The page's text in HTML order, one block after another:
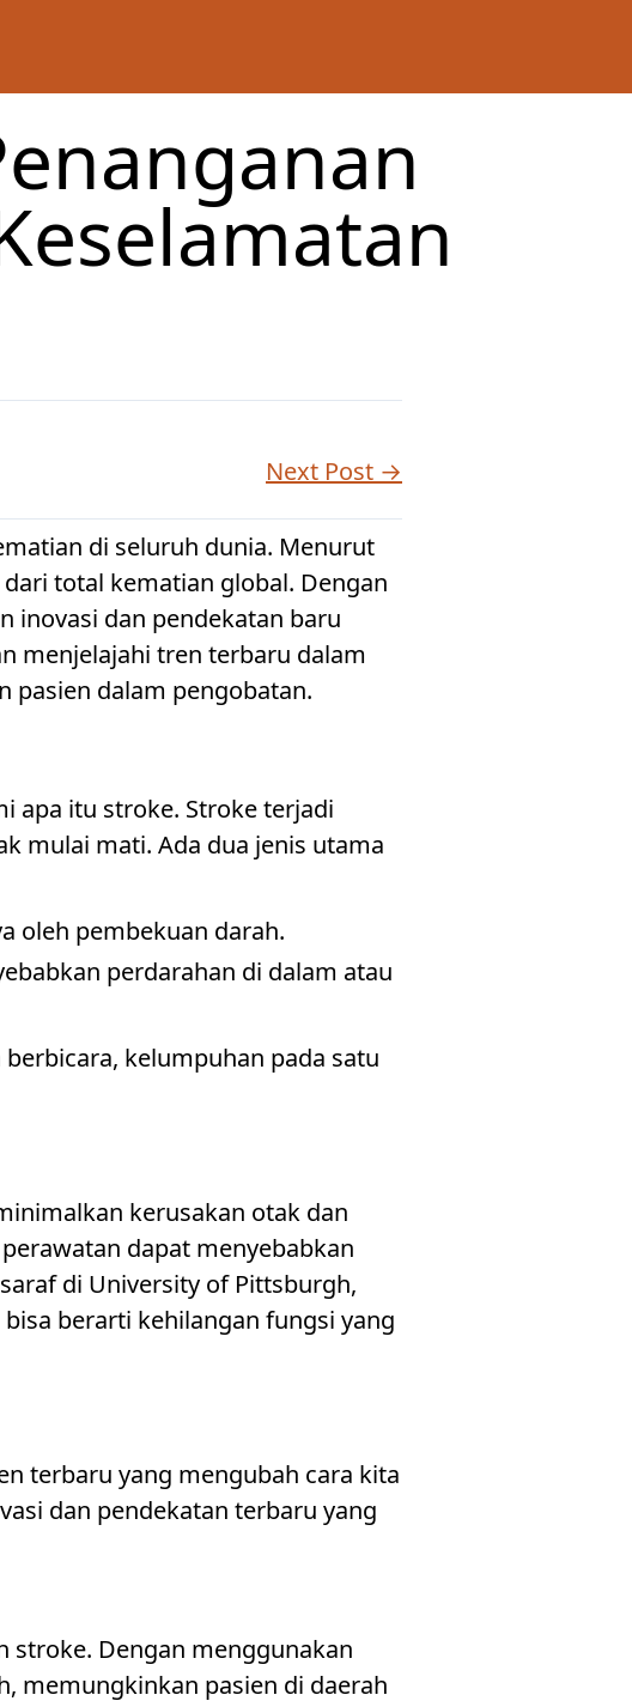
Next Post →
di seluruh dunia. Menurut
total kematian global. Dengan
inovasi dan pendekatan baru
menjelajahi tren terbaru dalam
pasien dalam pengobatan.
apa itu stroke. Stroke terjadi
mulai mati. Ada dua jenis utama
oleh pembekuan darah.
perdarahan di dalam atau
kelumpuhan pada satu
kerusakan otak dan
dapat menyebabkan
di University of Pittsburgh,
berarti kehilangan fungsi yang
terbaru yang mengubah cara kita
dan pendekatan terbaru yang
stroke. Dengan menggunakan
memungkinkan pasien di daerah